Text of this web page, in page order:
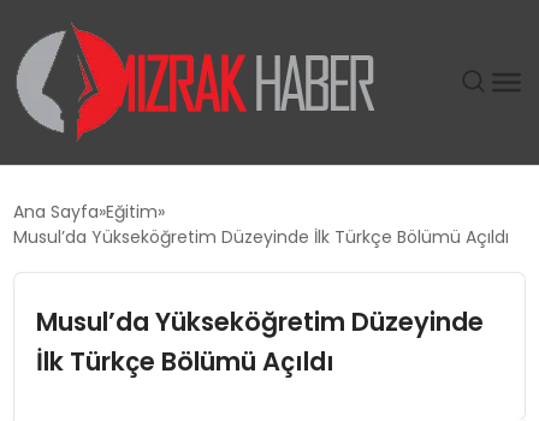
DÜNYA
Ana Sayfa Eğitim
Musul’da Yükseköğretim Düzeyinde İlk Türkçe Bölümü Açıldı
Musul’da Yükseköğretim Düzeyinde
İlk Türkçe Bölümü Açıldı